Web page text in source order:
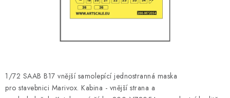
1/72 SAAB B17 vnější samolepící jednostranná maska
pro stavebnici Marivox. Kabina - vnější strana a